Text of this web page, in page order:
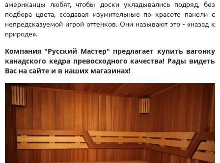
американцы любят, чтобы доски укладывались подряд, без
подбора цвета, создавая изумительные по красоте панели с
непредсказуемой игрой оттенков. Они называют это - «назад к
природе».
Компания "Русский Мастер" предлагает купить вагонку
канадского кедра превосходного качества! Рады видеть
Вас на сайте и в наших магазинах!